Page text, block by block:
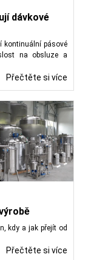
dávkové
kontinuální pásové
na obsluze a
Přečtěte si více
kdy a jak přejít od
Přečtěte si více